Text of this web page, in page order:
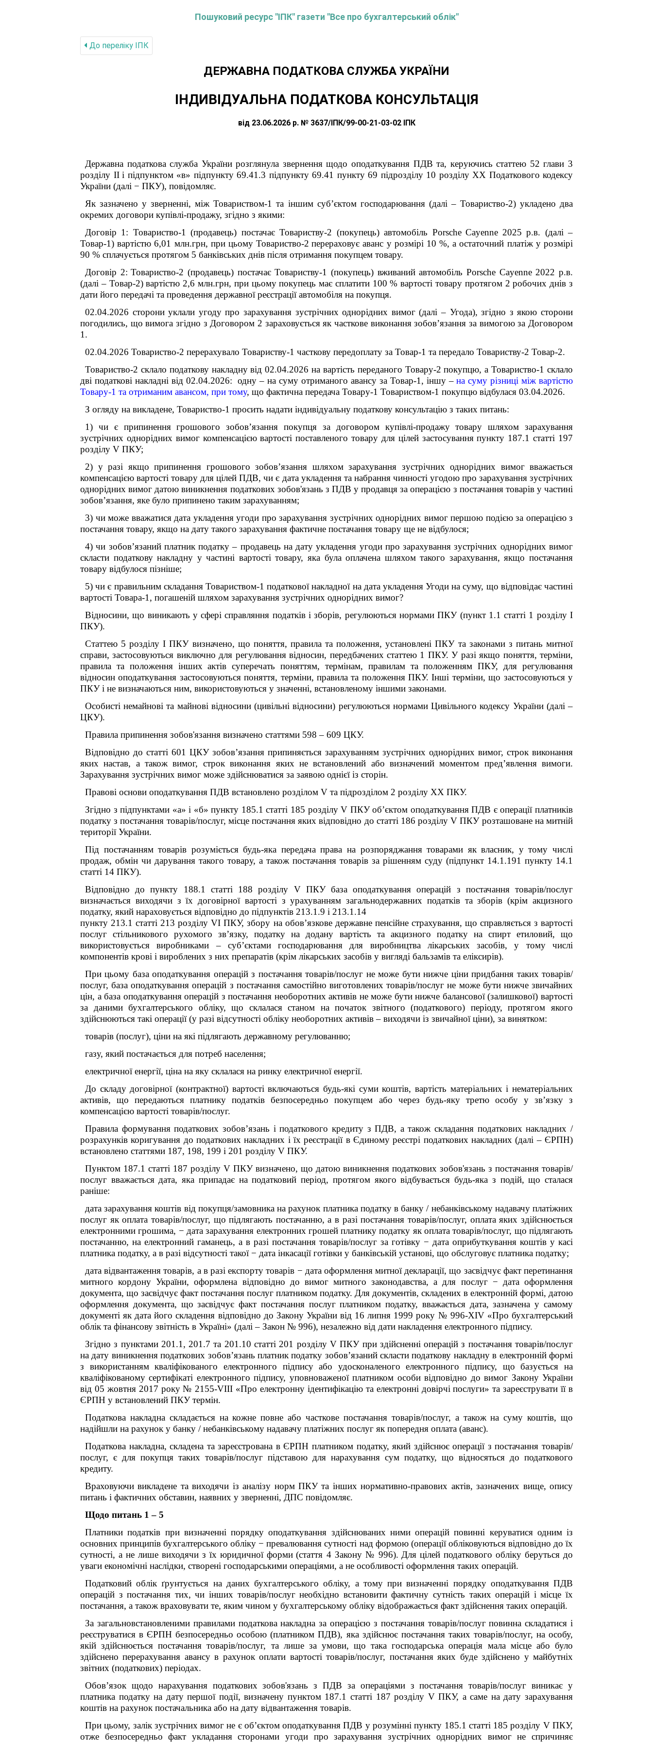
Пошуковий ресурс "ІПК" газети "Все про бухгалтерський облік"
До переліку IПК
ДЕРЖАВНА ПОДАТКОВА СЛУЖБА УКРАЇНИ
ІНДИВІДУАЛЬНА ПОДАТКОВА КОНСУЛЬТАЦІЯ
від 23.06.2026 р. № 3637/ІПК/99-00-21-03-02 ІПК
Державна податкова служба України розглянула зверненнящодо оподаткування ПДВта, керуючись статтею 52 глави 3
розділу ІІ і підпунктом «в» підпункту 69.41.3 підпункту 69.41 пункту 69 підрозділу 10 розділу ХХ Податкового кодексу
України (далі − ПКУ), повідомляє.
Як зазначено у зверненні, між Товариством-1 та іншим суб’єктом господарювання (далі – Товариство-2) укладено два
окремих договори купівлі-продажу, згідно з якими:
Договір 1: Товариство-1 (продавець) постачає Товариству-2 (покупець) автомобіль Porsche Cayenne 2025 р.в. (далі –
Товар-1) вартістю 6,01 млн.грн, при цьому Товариство-2 перераховує аванс у розмірі 10 %, а остаточний платіж у розмірі
90 % сплачується протягом 5 банківських днів після отримання покупцем товару.
Договір 2: Товариство-2 (продавець) постачає Товариству-1 (покупець) вживаний автомобіль Porsche Cayenne 2022 р.в.
(далі – Товар-2) вартістю 2,6 млн.грн, при цьому покупець має сплатити 100 % вартості товару протягом 2 робочих днів з
дати його передачі та проведення державної реєстрації автомобіля на покупця.
02.04.2026 сторони уклали угоду про зарахування зустрічних однорідних вимог (далі – Угода), згідно з якою сторони
погодились, що вимога згідно з Договором 2 зараховується як часткове виконання зобов’язання за вимогою за Договором
1.
02.04.2026 Товариство-2 перерахувало Товариству-1 часткову передоплату за Товар-1 та передало Товариству-2 Товар-2.
Товариство-2 склало податкову накладну від 02.04.2026 на вартість переданого Товару-2 покупцю, а Товариство-1 склало
дві податкові накладні від 02.04.2026: одну – на суму отриманого авансу за Товар-1, іншу –на суму різниці між вартістю
Товару-1 та отриманим авансом, при тому, що фактична передача Товару-1 Товариством-1 покупцю відбулася 03.04.2026.
З огляду на викладене, Товариство-1 просить надати індивідуальну податкову консультацію з таких питань:
1) чи є припинення грошового зобов’язання покупця за договором купівлі-продажу товару шляхом зарахування
зустрічних однорідних вимог компенсацією вартості поставленого товару для цілей застосування пункту 187.1 статті 197
розділу V ПКУ;
2) у разі якщо припинення грошового зобов’язання шляхом зарахування зустрічних однорідних вимог вважається
компенсацією вартості товару для цілей ПДВ, чи є дата укладення та набрання чинності угодою про зарахування зустрічних
однорідних вимог датою виникнення податкових зобов'язань з ПДВ у продавця за операцією з постачання товарів у частині
зобов’язання, яке було припинено таким зарахуванням;
3) чи може вважатися дата укладення угоди про зарахування зустрічних однорідних вимог першою подією за операцією з
постачання товару, якщо на дату такого зарахування фактичне постачання товару ще не відбулося;
4) чи зобов’язаний платник податку – продавець на дату укладення угоди про зарахування зустрічних однорідних вимог
скласти податкову накладну у частині вартості товару, яка була оплачена шляхом такого зарахування, якщо постачання
товару відбулося пізніше;
5) чи є правильним складання Товариством-1 податкової накладної на дата укладення Угоди на суму, що відповідає частині
вартості Товара-1, погашеній шляхом зарахування зустрічних однорідних вимог?
Відносини, що виникають у сфері справляння податків і зборів, регулюються нормами ПКУ (пункт 1.1 статті 1 розділу I
ПКУ).
Статтею 5 розділу І ПКУ визначено, що поняття, правила та положення, установлені ПКУ та законами з питань митної
справи, застосовуються виключно для регулювання відносин, передбачених статтею 1 ПКУ. У разі якщо поняття, терміни,
правила та положення інших актів суперечать поняттям, термінам, правилам та положенням ПКУ, для регулювання
відносин оподаткування застосовуються поняття, терміни, правила та положення ПКУ. Інші терміни, що застосовуються у
ПКУ і не визначаються ним, використовуються у значенні, встановленому іншими законами.
Особисті немайнові та майнові відносини (цивільні відносини) регулюються нормами Цивільного кодексу України (далі –
ЦКУ).
Правила припинення зобов'язання визначено статтями 598 – 609 ЦКУ.
Відповідно до статті 601 ЦКУ зобов’язання припиняється зарахуванням зустрічних однорідних вимог, строк виконання
яких настав, а також вимог, строк виконання яких не встановлений або визначений моментом пред’явлення вимоги.
Зарахування зустрічних вимог може здійснюватися за заявою однієї із сторін.
Правові основи оподаткування ПДВ встановлено розділом V та підрозділом 2 розділу XX ПКУ.
Згідно з підпунктами «а» і «б» пункту 185.1 статті 185 розділу V ПКУ об’єктом оподаткування ПДВ є операції платників
податку з постачання товарів/послуг, місце постачання яких відповідно до статті 186 розділу V ПКУ розташоване на митній
території України.
Під постачанням товарів розуміється будь-яка передача права на розпоряджання товарами як власник, у тому числі
продаж, обмін чи дарування такого товару, а також постачання товарів за рішенням суду (підпункт 14.1.191 пункту 14.1
статті 14 ПКУ).
Відповідно до пункту 188.1 статті 188 розділу V ПКУ база оподаткування операцій з постачання товарів/послуг
визначається виходячи з їх договірної вартості з урахуванням загальнодержавних податків та зборів (крім акцизного
податку, який нараховується відповідно до підпунктів 213.1.9 і 213.1.14
пункту 213.1 статті 213 розділу VІ ПКУ, збору на обов’язкове державне пенсійне страхування, що справляється з вартості
послуг стільникового рухомого зв’язку, податку на додану вартість та акцизного податку на спирт етиловий, що
використовується виробниками – суб’єктами господарювання для виробництва лікарських засобів, у тому числі
компонентів крові і вироблених з них препаратів (крім лікарських засобів у вигляді бальзамів та еліксирів).
При цьому база оподаткування операцій з постачання товарів/послуг не може бути нижче ціни придбання таких товарів/
послуг, база оподаткування операцій з постачання самостійно виготовлених товарів/послуг не може бути нижче звичайних
цін, а база оподаткування операцій з постачання необоротних активів не може бути нижче балансової (залишкової) вартості
за даними бухгалтерського обліку, що склалася станом на початок звітного (податкового) періоду, протягом якого
здійснюються такі операції (у разі відсутності обліку необоротних активів – виходячи із звичайної ціни), за винятком:
товарів (послуг), ціни на які підлягають державному регулюванню;
газу, який постачається для потреб населення;
електричної енергії, ціна на яку склалася на ринку електричної енергії.
До складу договірної (контрактної) вартості включаються будь-які суми коштів, вартість матеріальних і нематеріальних
активів, що передаються платнику податків безпосередньо покупцем або через будь-яку третю особу у зв’язку з
компенсацією вартості товарів/послуг.
Правила формування податкових зобов’язань і податкового кредиту з ПДВ, а також складання податкових накладних /
розрахунків коригування до податкових накладних і їх реєстрації в Єдиному реєстрі податкових накладних (далі – ЄРПН)
встановлено статтями 187, 198, 199 і 201 розділу V ПКУ.
Пунктом 187.1 статті 187 розділу V ПКУ визначено, що датою виникнення податкових зобов'язань з постачання товарів/
послуг вважається дата, яка припадає на податковий період, протягом якого відбувається будь-яка з подій, що сталася
раніше:
дата зарахування коштів від покупця/замовника на рахунок платника податку в банку / небанківському надавачу платіжних
послуг як оплата товарів/послуг, що підлягають постачанню, а в разі постачання товарів/послуг, оплата яких здійснюється
електронними грошима, − дата зарахування електронних грошей платнику податку як оплата товарів/послуг, що підлягають
постачанню, на електронний гаманець, а в разі постачання товарів/послуг за готівку − дата оприбуткування коштів у касі
платника податку, а в разі відсутності такої − дата інкасації готівки у банківській установі, що обслуговує платника податку;
дата відвантаження товарів, а в разі експорту товарів − дата оформлення митної декларації, що засвідчує факт перетинання
митного кордону України, оформлена відповідно до вимог митного законодавства, а для послуг − дата оформлення
документа, що засвідчує факт постачання послуг платником податку. Для документів, складених в електронній формі, датою
оформлення документа, що засвідчує факт постачання послуг платником податку, вважається дата, зазначена у самому
документі як дата його складення відповідно до Закону України від 16 липня 1999 року № 996-XIV «Про бухгалтерський
облік та фінансову звітність в Україні» (далі – Закон № 996), незалежно від дати накладення електронного підпису.
Згідно з пунктами 201.1, 201.7 та 201.10 статті 201 розділу V ПКУ при здійсненні операцій з постачання товарів/послуг
на дату виникнення податкових зобов’язань платник податку зобов’язаний скласти податкову накладну в електронній формі
з використанням кваліфікованого електронного підпису або удосконаленого електронного підпису, що базується на
кваліфікованому сертифікаті електронного підпису, уповноваженої платником особи відповідно до вимог Закону України
від 05 жовтня 2017 року № 2155-VIII «Про електронну ідентифікацію та електронні довірчі послуги» та зареєструвати її в
ЄРПН у встановлений ПКУ термін.
Податкова накладна складається на кожне повне або часткове постачання товарів/послуг, а також на суму коштів, що
надійшли на рахунок у банку / небанківському надавачу платіжних послуг як попередня оплата (аванс).
Податкова накладна, складена та зареєстрована в ЄРПН платником податку, який здійснює операції з постачання товарів/
послуг, є для покупця таких товарів/послуг підставою для нарахування сум податку, що відносяться до податкового
кредиту.
Враховуючи викладене та виходячи із аналізу норм ПКУ та інших нормативно-правових актів, зазначених вище, опису
питань і фактичних обставин, наявних у зверненні, ДПС повідомляє.
Щодо питань 1 – 5
Платники податків при визначенні порядку оподаткування здійснюваних ними операцій повинні керуватися одним із
основних принципів бухгалтерського обліку − превалювання сутності над формою (операції обліковуються відповідно до їх
сутності, а не лише виходячи з їх юридичної форми (стаття 4 Закону № 996). Для цілей податкового обліку беруться до
уваги економічні наслідки, створені господарськими операціями, а не особливості оформлення таких операцій.
Податковий облік ґрунтується на даних бухгалтерського обліку, а тому при визначенні порядку оподаткування ПДВ
операцій з постачання тих, чи інших товарів/послуг необхідно встановити фактичну сутність таких операцій і місце їх
постачання, а також враховувати те, яким чином у бухгалтерському обліку відображається факт здійснення таких операцій.
За загальновстановленими правилами податкова накладна за операцією з постачання товарів/послуг повинна складатися і
реєструватися в ЄРПН безпосередньо особою (платником ПДВ), яка здійснює постачання таких товарів/послуг, на особу,
якій здійснюється постачання товарів/послуг, та лише за умови, що така господарська операція мала місце або було
здійснено перерахування авансу в рахунок оплати вартості товарів/послуг, постачання яких буде здійснено у майбутніх
звітних (податкових) періодах.
Обов’язок щодо нарахування податкових зобов'язань з ПДВ за операціями з постачання товарів/послуг виникає у
платника податку на дату першої події, визначену пунктом 187.1 статті 187 розділу V ПКУ, а саме на дату зарахування
коштів на рахунок постачальника або на дату відвантаження товарів.
При цьому, залік зустрічних вимог не є обʼєктом оподаткування ПДВ у розумінні пункту 185.1 статті 185 розділу V ПКУ,
отже безпосередньо факт укладання сторонами угоди про зарахування зустрічних однорідних вимог не спричиняє